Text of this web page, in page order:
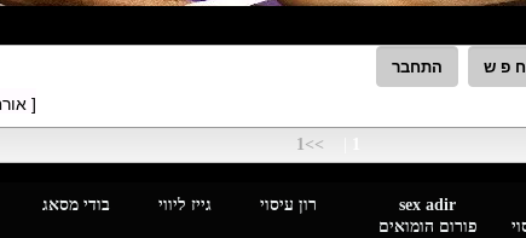
[
>>1
לגבר sex adir רון עיסוי גייז ליווי בודי
פורום הומואים